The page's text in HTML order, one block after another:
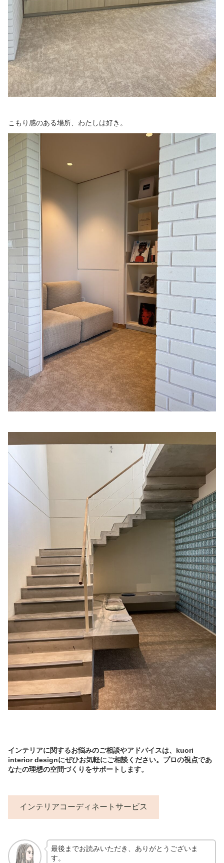
こもり感のある場所、わたしは好き。
インテリアに関するお悩みのご相談やアドバイスは、kuori
interior designにぜひお気軽にご相談ください。プロの視点であ
なたの理想の空間づくりをサポートします。
インテリアコーディネートサービス
最後までお読みいただき、ありがとうございま
す。